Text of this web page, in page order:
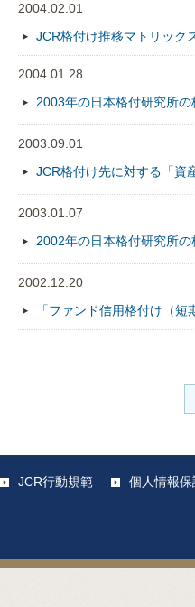
2004.02.01
JCR格付け推移マトリック
2004.01.28
2003年の日本格付研究所の
2003.09.01
JCR格付け先に対する「資
2003.01.07
2002年の日本格付研究所の
2002.12.20
「ファンド信用格付け（
JCR行動規範 個人情報